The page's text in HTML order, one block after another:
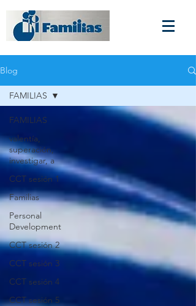
Blog
FAMILIAS
valentía,
superación,
investigar, a
CCT sesión 1
Familias
Personal
Development
CCT sesión 2
CCT sesión 3
CCT sesión 4
CCT sesión 5
FAMILIAS